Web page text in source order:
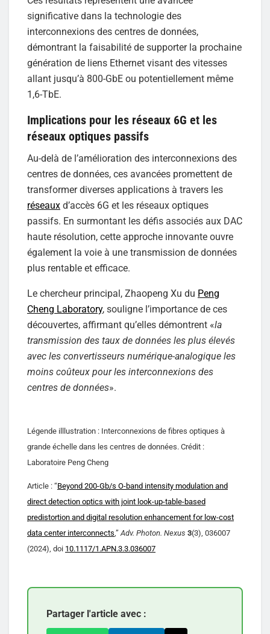
significative dans la technologie des
interconnexions des centres de données,
démontrant la faisabilité de supporter la prochaine
génération de liens Ethernet visant des vitesses
allant jusqu’à 800-GbE ou potentiellement même
1,6-TbE.
Implications pour les réseaux 6G et les
réseaux optiques passifs
Au-delà de l’amélioration des interconnexions des
centres de données, ces avancées promettent de
transformer diverses applications à travers les
réseaux d’accès 6G et les réseaux optiques
passifs. En surmontant les défis associés aux DAC
haute résolution, cette approche innovante ouvre
également la voie à une transmission de données
plus rentable et efficace.
Le chercheur principal, Zhaopeng Xu du Peng
Cheng Laboratory, souligne l’importance de ces
découvertes, affirmant qu’elles démontrent «la
transmission des taux de données les plus élevés
avec les convertisseurs numérique-analogique les
moins coûteux pour les interconnexions des
centres de données».
Légende illlustration : Interconnexions de fibres optiques à
grande échelle dans les centres de données. Crédit :
Laboratoire Peng Cheng
Article : “Beyond 200-Gb/s O-band intensity modulation and
direct detection optics with joint look-up-table-based
predistortion and digital resolution enhancement for low-cost
data center interconnects,”Adv. Photon. Nexus 3(3), 036007
(2024), doi 10.1117/1.APN.3.3.036007
Partager l'article avec :